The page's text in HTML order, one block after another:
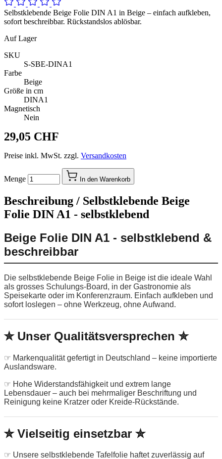
Selbstklebende Beige Folie DIN A1 in Beige – einfach aufkleben,
sofort beschreibbar. Rückstandslos ablösbar.
Auf Lager
SKU
S-SBE-DINA1
Farbe
Beige
Größe in cm
DINA1
Magnetisch
Nein
29,05 CHF
Preise inkl. MwSt. zzgl. Versandkosten
Menge In den Warenkorb
Beschreibung / Selbstklebende Beige
Folie DIN A1 - selbstklebend
Beige Folie DIN A1 - selbstklebend &
beschreibbar
Die selbstklebende Beige Folie in Beige ist die ideale Wahl
als grosses Schulungs-Board, in der Gastronomie als
Speisekarte oder im Konferenzraum. Einfach aufkleben und
sofort loslegen – ohne Werkzeug, ohne Aufwand.
✮ Unser Qualitätsversprechen ✮
☞ Markenqualität gefertigt in Deutschland – keine importierte
Auslandsware.
☞ Hohe Widerstandsfähigkeit und extrem lange
Lebensdauer – auch bei mehrmaliger Beschriftung und
Reinigung keine Kratzer oder Kreide-Rückstände.
✮ Vielseitig einsetzbar ✮
☞ Unsere selbstklebende Tafelfolie haftet zuverlässig auf